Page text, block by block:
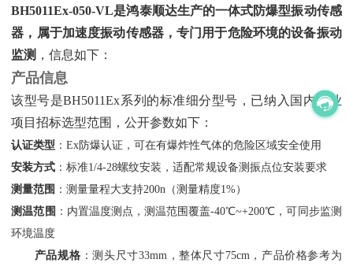
BH5011Ex-050-VL是鸿泰顺达生产的一体式防爆型振动传感
器，属于加速度振动传感器，专门用于危险环境的设备振动
监测 ‌，信息如下：
产品信息
该型号是BH5011Ex系列的标准细分型号，已纳入国内工业
项目招标选型范围，公开参数如下：
认证类型 ‌：Ex防爆认证，可在有爆炸性气体的危险区域安全使用
安装方式 ‌：标准1/4-28螺纹安装，适配常规设备测振点位安装要求
测量范围 ‌：测量量程大支持200n（测量精度1%）
测温范围 ‌：内置温度测点，测温范围覆盖-40℃~+200℃，可同步监测
环境温度
产品规格 ‌：测头尺寸33mm，整体尺寸75cm，产品价格参考为